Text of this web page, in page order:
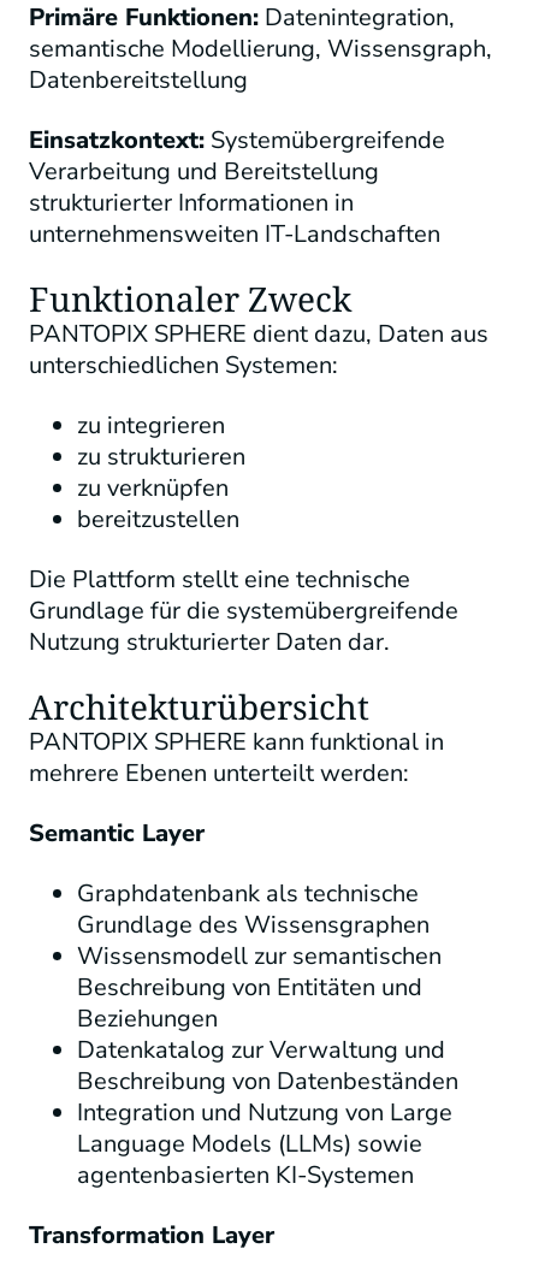
Primäre Funktionen: Datenintegration,
semantische Modellierung, Wissensgraph,
Datenbereitstellung
Einsatzkontext: Systemübergreifende
Verarbeitung und Bereitstellung
strukturierter Informationen in
unternehmensweiten IT-Landschaften
Funktionaler Zweck
PANTOPIX SPHERE dient dazu, Daten aus
unterschiedlichen Systemen:
zu integrieren
zu strukturieren
zu verknüpfen
bereitzustellen
Die Plattform stellt eine technische
Grundlage für die systemübergreifende
Nutzung strukturierter Daten dar.
Architekturübersicht
PANTOPIX SPHERE kann funktional in
mehrere Ebenen unterteilt werden:
Semantic Layer
Graphdatenbank als technische
Grundlage des Wissensgraphen
Wissensmodell zur semantischen
Beschreibung von Entitäten und
Beziehungen
Datenkatalog zur Verwaltung und
Beschreibung von Datenbeständen
Integration und Nutzung von Large
Language Models (LLMs) sowie
agentenbasierten KI-Systemen
Transformation Layer